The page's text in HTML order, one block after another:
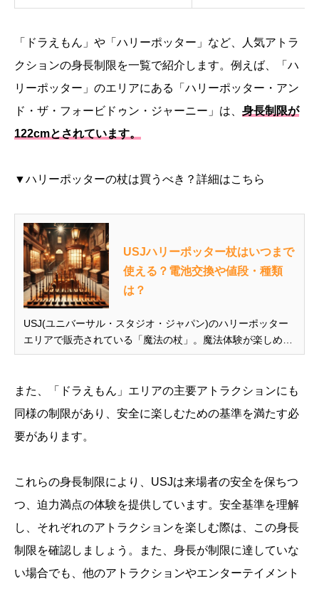
「ドラえもん」や「ハリーポッター」など、人気アトラ
クションの身長制限を一覧で紹介します。例えば、「ハ
リーポッター」のエリアにある「ハリーポッター・アン
ド・ザ・フォービドゥン・ジャーニー」は、 身長制限が
122cmとされています。
▼ハリーポッターの杖は買うべき？詳細はこちら
USJハリーポッター杖はいつまで
使える？電池交換や値段・種類
は？
USJ(ユニバーサル・スタジオ・ジャパン)のハリーポッター
エリアで販売されている「魔法の杖」。魔法体験が楽しめる
一方で、その値段の高さから購入をためらう方も多いでしょ
きるのか？」「一度購入した杖は次回も使えるのか？」な
ど、購入前に気になる...
また、「ドラえもん」エリアの主要アトラクションにも
同様の制限があり、安全に楽しむための基準を満たす必
要があります。
これらの身長制限により、USJは来場者の安全を保ちつ
つ、迫力満点の体験を提供しています。安全基準を理解
し、それぞれのアトラクションを楽しむ際は、この身長
制限を確認しましょう。また、身長が制限に達していな
い場合でも、他のアトラクションやエンターテイメント